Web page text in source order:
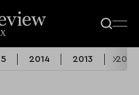
2014 2013 2012